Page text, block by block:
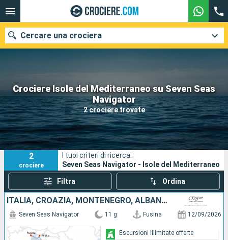
Crociere Isole del Mediterraneo su Seven Seas
Navigator
2 crociere trovate
Cercare una crociera
Le nostre destinazioni
Mesi di partenza
Porti Compagnie
Ricerca
2
crociere
I tuoi criteri di ricerca:
Seven Seas Navigator - Isole del Mediterraneo
Filtra Ordina
ITALIA, CROAZIA, MONTENEGRO, ALBANIA, GRECIA
Seven Seas Navigator 11 g Fusina 12/09/2026
Escursioni illimitate offerte